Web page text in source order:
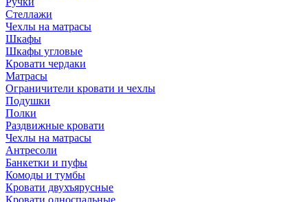
Стеллажи
Чехлы на матрасы
Шкафы
Шкафы угловые
Кровати чердаки
Матрасы
Ограничители кровати и чехлы
Подушки
Полки
Раздвижные кровати
Чехлы на матрасы
Антресоли
Банкетки и пуфы
Комоды и тумбы
Кровати двухъярусные
Кровати односпальные